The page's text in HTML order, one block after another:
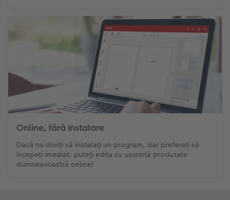
Online, fără instalare
Dacă nu doriți să instalați un program, dar preferați să
începeți imediat, puteți edita cu ușurință produsele
dumneavoastră online!